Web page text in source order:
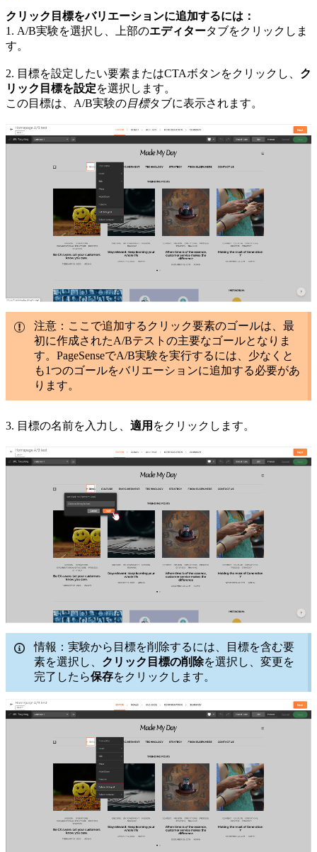
クリック目標をバリエーションに追加するには：
1. A/B実験を選択し、上部のエディタータブをクリックしま
す。
2. 目標を設定したい要素またはCTAボタンをクリックし、 ク
リック目標を設定を選択します。
この目標は、A/B実験の目標タブに表示されます。
注意：ここで追加するクリック要素のゴールは、最
初に作成されたA/Bテストの主要なゴールとなりま
す。PageSenseでA/B実験を実行するには、少なくと
も1つのゴールをバリエーションに追加する必要があ
ります。
3. 目標の名前を入力し、 適用 をクリックします。
情報：実験から目標を削除するには、目標を含む要
素を選択し、 クリック目標の削除を選択し、変更を
完了したら保存をクリックします。